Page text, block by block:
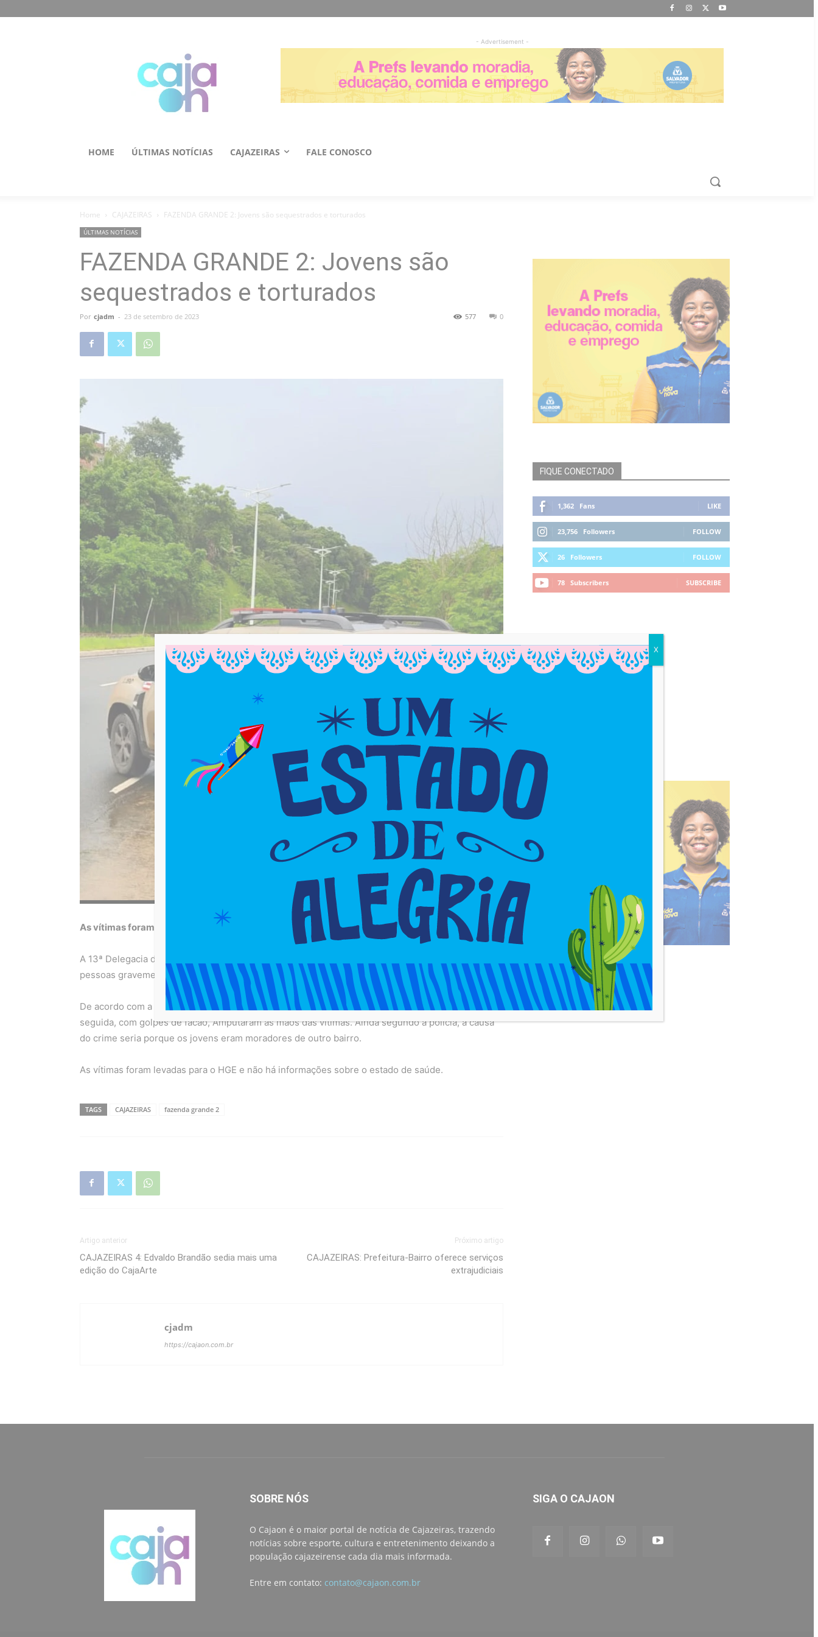
- Advertisement -
HOME ÚLTIMAS NOTÍCIAS CAJAZEIRAS FALE CONOSCO
Home CAJAZEIRAS FAZENDA GRANDE 2: Jovens são sequestrados e torturados
ÚLTIMAS NOTÍCIAS
FAZENDA GRANDE 2: Jovens são
sequestrados e torturados
Por cjadm - 23 de setembro de 2023 0
577
As vítimas foram encontradas por policiais nas imediações do Parque Pedra de Xangô.
A 13ª Delegacia de Cajazeiras está investigando o caso de sequestro que terminou com duas
pessoas gravemente feridas, na tarde de sexta-feira(22).
De acordo com a Polícia Civil, três homens sequestraram os dois jovens em um veículo e em
seguida, com golpes de facão, Amputaram as mãos das vítimas. Ainda segundo a polícia, a causa
do crime seria porque os jovens eram moradores de outro bairro.
As vítimas foram levadas para o HGE e não há informações sobre o estado de saúde.
TAGS CAJAZEIRAS fazenda grande 2
Artigo anterior
CAJAZEIRAS 4: Edvaldo Brandão sedia mais uma
edição do CajaArte
Próximo artigo
CAJAZEIRAS: Prefeitura-Bairro oferece serviços
extrajudiciais
cjadm
https://cajaon.com.br
FIQUE CONECTADO
1,362 Fans LIKE
23,756 Followers FOLLOW
26 Followers FOLLOW
78 Subscribers SUBSCRIBE
SOBRE NÓS
O Cajaon é o maior portal de notícia de Cajazeiras, trazendo
notícias sobre esporte, cultura e entretenimento deixando a
população cajazeirense cada dia mais informada.
Entre em contato: contato@cajaon.com.br
SIGA O CAJAON
X